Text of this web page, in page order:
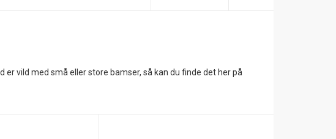
vild med små eller store bamser, så kan du finde det her på